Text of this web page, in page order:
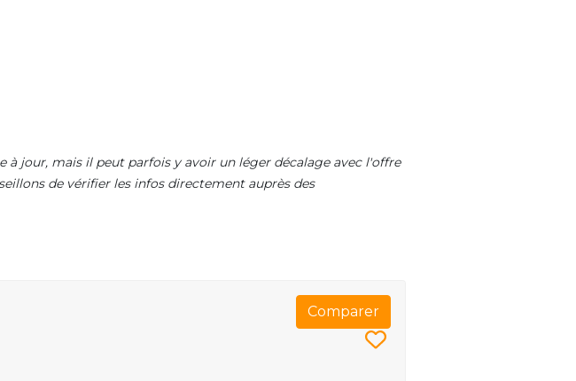
jour, mais il peut parfois y avoir un léger décalage avec l'offre
de vérifier les infos directement auprès des
Comparer